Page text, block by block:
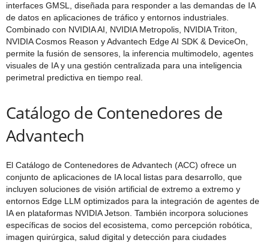
interfaces GMSL, diseñada para responder a las demandas de IA
de datos en aplicaciones de tráfico y entornos industriales.
Combinado con NVIDIA AI, NVIDIA Metropolis, NVIDIA Triton,
NVIDIA Cosmos Reason y Advantech Edge AI SDK & DeviceOn,
permite la fusión de sensores, la inferencia multimodelo, agentes
visuales de IA y una gestión centralizada para una inteligencia
perimetral predictiva en tiempo real.
Catálogo de Contenedores de
Advantech
El Catálogo de Contenedores de Advantech (ACC) ofrece un
conjunto de aplicaciones de IA local listas para desarrollo, que
incluyen soluciones de visión artificial de extremo a extremo y
entornos Edge LLM optimizados para la integración de agentes de
IA en plataformas NVIDIA Jetson. También incorpora soluciones
específicas de socios del ecosistema, como percepción robótica,
imagen quirúrgica, salud digital y detección para ciudades